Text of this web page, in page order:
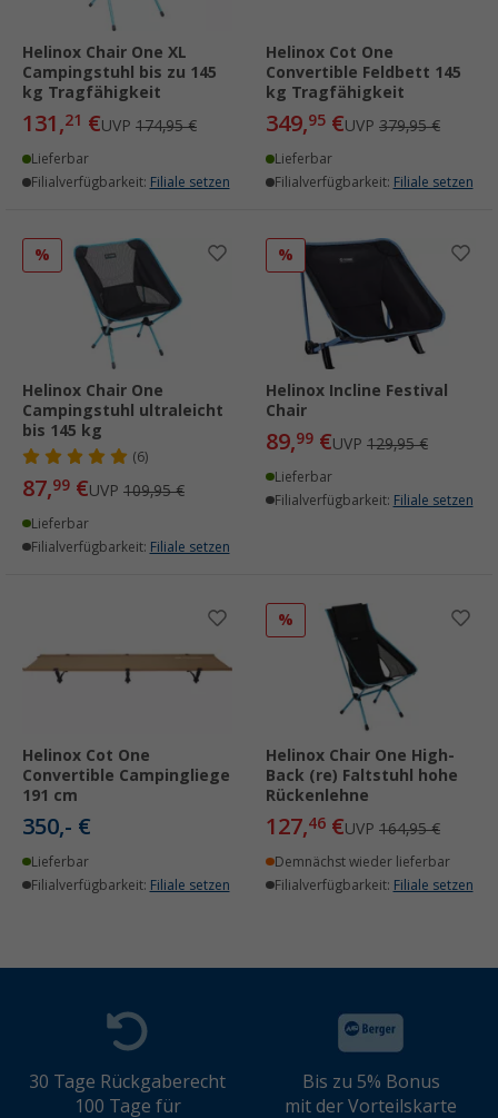
Helinox Chair One XL
Campingstuhl bis zu 145
kg Tragfähigkeit
131,21 €UVP 174,95 €
Lieferbar
Filialverfügbarkeit: Filiale setzen
Helinox Cot One
Convertible Feldbett 145
kg Tragfähigkeit
349,95 €UVP 379,95 €
Lieferbar
Filialverfügbarkeit: Filiale setzen
%
Helinox Chair One
Campingstuhl ultraleicht
bis 145 kg
(6)
87,99 €UVP 109,95 €
Lieferbar
Filialverfügbarkeit: Filiale setzen
%
Helinox Incline Festival
Chair
89,99 €UVP 129,95 €
Lieferbar
Filialverfügbarkeit: Filiale setzen
Helinox Cot One
Convertible Campingliege
191 cm
350,- €
Lieferbar
Filialverfügbarkeit: Filiale setzen
%
Helinox Chair One High-
Back (re) Faltstuhl hohe
Rückenlehne
127,46 €UVP 164,95 €
Demnächst wieder lieferbar
Filialverfügbarkeit: Filiale setzen
30 Tage Rückgaberecht
100 Tage für
Bis zu 5% Bonus
mit der Vorteilskarte